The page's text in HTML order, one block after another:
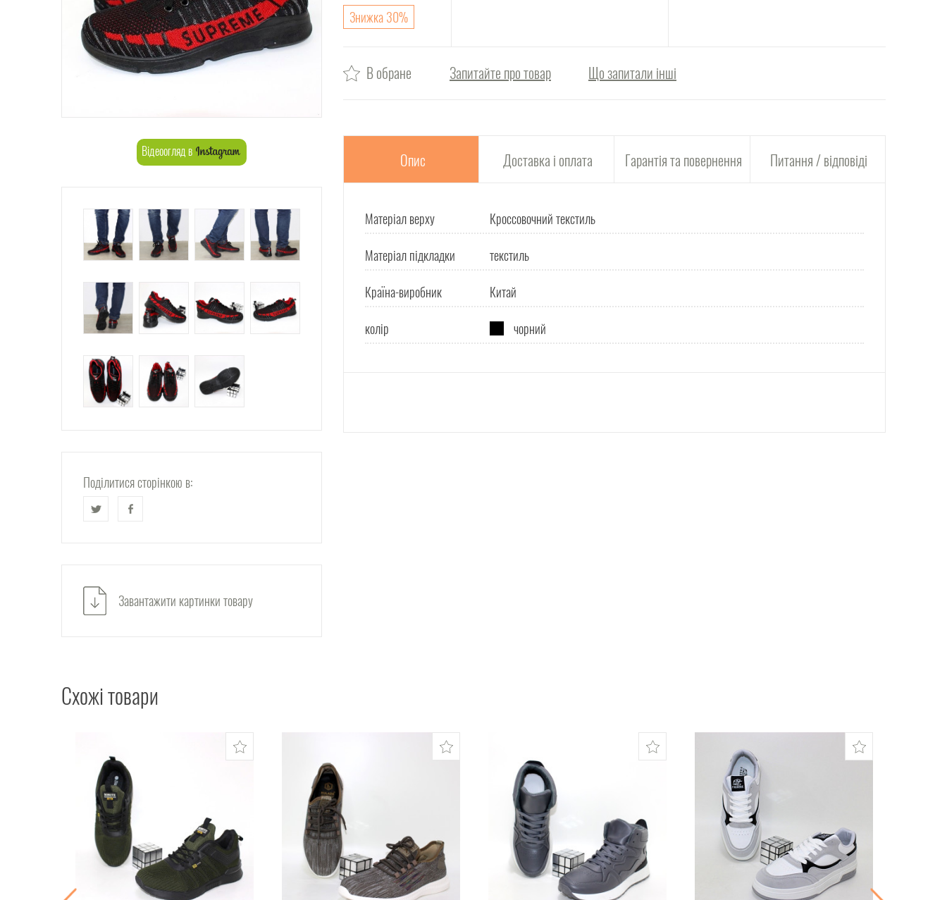
Відеоогляд в
Поділитися сторінкою в:
Завантажити картинки товару
Знижка 30%
В обране Запитайте про товар Що запитали інші
Опис Доставка і оплата Гарантія та повернення Питання / відповіді
Матеріал верху
Кроссовочний текстиль
Матеріал підкладки
текстиль
Країна-виробник
Китай
колір
чорний
Схожі товари